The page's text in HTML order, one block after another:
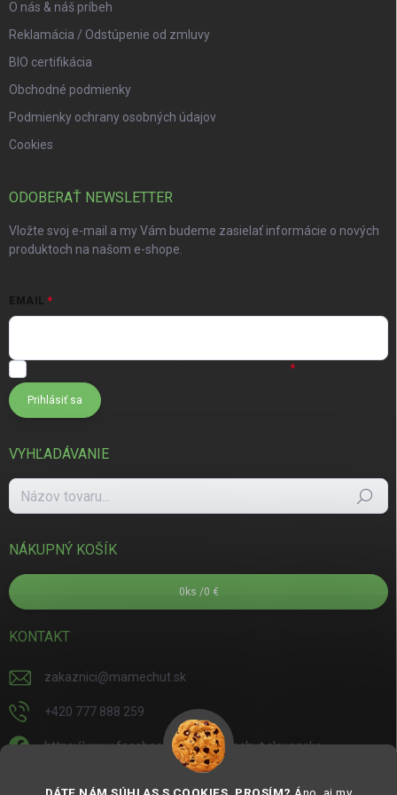
O nás & náš príbeh
Reklamácia / Odstúpenie od zmluvy
BIO certifikácia
Obchodné podmienky
Podmienky ochrany osobných údajov
Cookies
ODOBERAŤ NEWSLETTER
Vložte svoj e-mail a my Vám budeme zasielať informácie o nových
produktoch na našom e-shope.
EMAIL
Prihlásiť sa
VYHĽADÁVANIE
Hľadať
NÁKUPNÝ KOŠÍK
0 ks /0 €
KONTAKT
zakaznici@mamechut.sk
+420 777 888 259
https://www.facebook.com/mamechut.slovensko